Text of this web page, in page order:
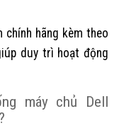
chính hãng kèm theo
duy trì hoạt động
máy chủ Dell